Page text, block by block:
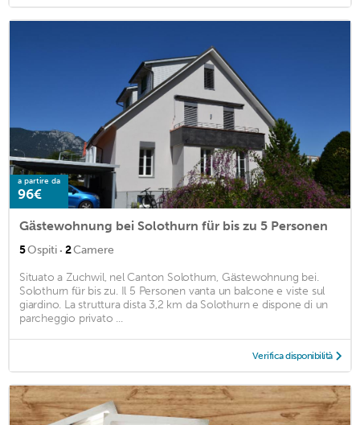
a partire da
96€
Gästewohnung bei Solothurn für bis zu 5 Personen
5Ospiti · 2Camere
Situato a Zuchwil, nel Canton Solothurn, Gästewohnung bei.
Solothurn für bis zu. Il 5 Personen vanta un balcone e viste sul
giardino. La struttura dista 3,2 km da Solothurn e dispone di un
parcheggio privato ...
Verifica disponibilità